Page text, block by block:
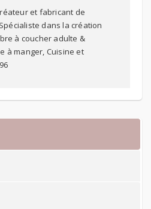
et fabricant de
dans la création
à coucher adulte &
à manger, Cuisine et